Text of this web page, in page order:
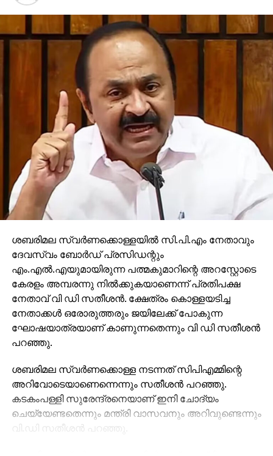
ശബരിമല സ്വര്‍ണക്കൊള്ളയില്‍ സി.പി.എം നേതാവും
ദേവസ്വം ബോര്‍ഡ് പ്രസിഡന്റും
എം.എല്‍.എയുമായിരുന്ന പത്മകുമാറിന്റെ അറസ്റ്റോടെ
കേരളം അമ്പരന്നു നില്‍ക്കുകയാണെന്ന് പ്രതിപക്ഷ
നേതാവ് വി ഡി സതീശന്‍. ക്ഷേത്രം കൊള്ളയടിച്ച
നേതാക്കള്‍ ഒരോരുത്തരും ജയിലേക്ക് പോകുന്ന
ഘോഷയാത്രയാണ് കാണുന്നതെന്നും വി ഡി സതീശന്‍
പറഞ്ഞു.
ശബരിമല സ്വര്‍ണക്കൊള്ള നടന്നത് സിപിഎമ്മിന്റെ
അറിവോടെയാണെന്നെന്നും സതീശന്‍ പറഞ്ഞു.
കടകംപള്ളി സുരേന്ദ്രനെയാണ് ഇനി ചോദ്യം
ചെയ്യേണ്ടതെന്നും മന്ത്രി വാസവനും അറിവുണ്ടെന്നും
വി.ഡി സതീശന്‍ പറഞ്ഞു.